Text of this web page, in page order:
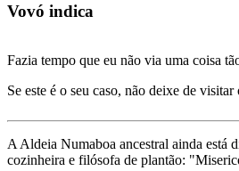
Vovó indica
Fazia tempo que eu não via uma coisa
Se este é o seu caso, não deixe de
A Aldeia Numaboa ancestral ainda está
cozinheira e filósofa de plantão: